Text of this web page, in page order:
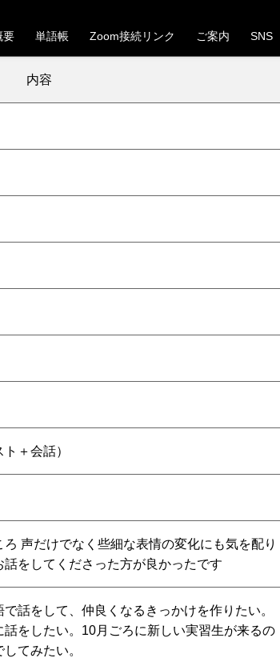
要 単語帳 Zoom接続リンク ご案内 SNS
内容
＋会話）
声だけでなく些細な表情の変化にも気を配り
をしてくださった方が良かったです
話をして、仲良くなるきっかけを作りたい。
をしたい。10月ごろに新しい実習生が来るの
てみたい。